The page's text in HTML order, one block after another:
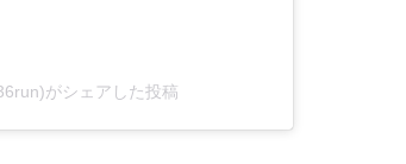
がシェアした投稿